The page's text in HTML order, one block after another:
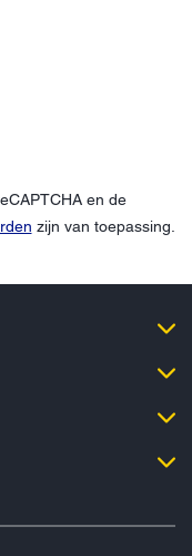
en de
zijn van toepassing.